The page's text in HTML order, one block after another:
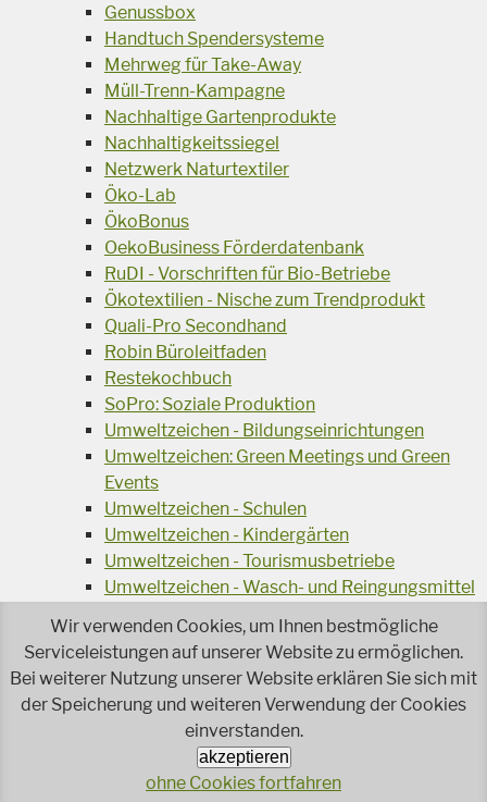
Genussbox
Handtuch Spendersysteme
Mehrweg für Take-Away
Müll-Trenn-Kampagne
Nachhaltige Gartenprodukte
Nachhaltigkeitssiegel
Netzwerk Naturtextiler
Öko-Lab
ÖkoBonus
OekoBusiness Förderdatenbank
RuDI - Vorschriften für Bio-Betriebe
Ökotextilien - Nische zum Trendprodukt
Quali-Pro Secondhand
Robin Büroleitfaden
Restekochbuch
SoPro: Soziale Produktion
Umweltzeichen - Bildungseinrichtungen
Umweltzeichen: Green Meetings und Green
Events
Umweltzeichen - Schulen
Umweltzeichen - Kindergärten
Umweltzeichen - Tourismusbetriebe
Umweltzeichen - Wasch- und Reingungsmittel
Wiederverwendung von Elektroaltgeräten
Wasser - das Businessgetränk
Wohnprojekt Parcours
Jetzt faire und ökologische Mode kaufen!
Reparieren leicht gemacht!
Wir verwenden Cookies, um Ihnen bestmögliche
Serviceleistungen auf unserer Website zu ermöglichen.
Bei weiterer Nutzung unserer Website erklären Sie sich mit
der Speicherung und weiteren Verwendung der Cookies
einverstanden.
akzeptieren
ohne Cookies fortfahren